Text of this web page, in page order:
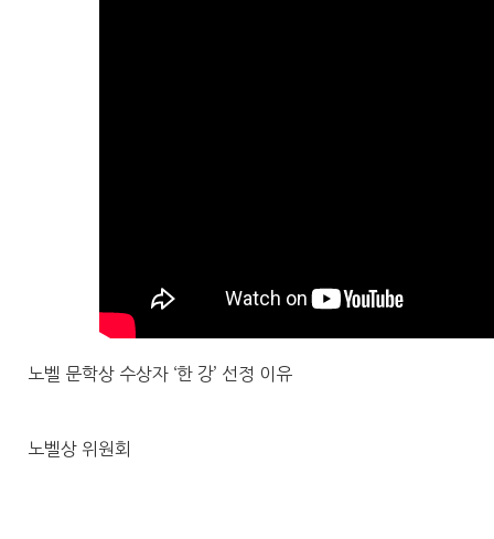
노벨 문학상 수상자 ‘한 강’ 선정 이유
노벨상 위원회